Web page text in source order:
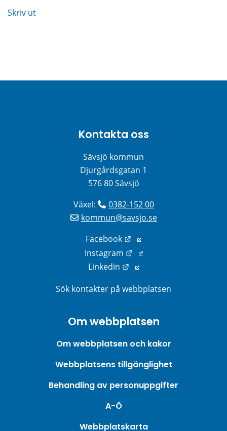
Skriv ut
Kontakta oss
Sävsjö kommun
Djurgårdsgatan 1
576 80 Sävsjö
Växel:
0382-152 00
kommun@savsjo.se
Facebook
Länk till annan
Instagram
Länk till annan
Linkedin
Länk till annan webbplats.
Sök kontakter på webbplatsen
Om webbplatsen
Om webbplatsen och kakor
Webbplatsens tillgänglighet
Behandling av personuppgifter
A-Ö
Webbplatskarta